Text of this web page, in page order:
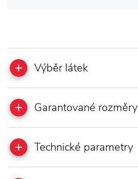
Výběr látek
Garantované rozměry
Technické parametry